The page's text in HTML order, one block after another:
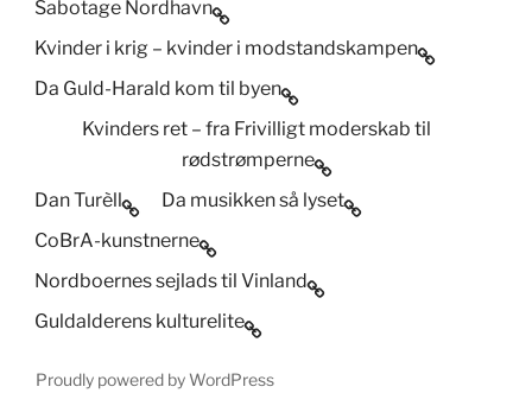
Sabotage Nordhavn
Kvinder i krig – kvinder i modstandskampen
Da Guld-Harald kom til byen
Kvinders ret – fra Frivilligt moderskab til
rødstrømperne
Dan Turèll
Da musikken så lyset
CoBrA-kunstnerne
Nordboernes sejlads til Vinland
Guldalderens kulturelite
Proudly powered by WordPress